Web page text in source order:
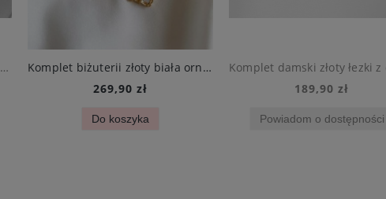
Łańcuszek złoty żmijka ze stali szlachetnej
Komplet biżuterii złoty biała ornamentowa koniczyna stal chirurgiczna naszyjnik bransoletka kolczyki
269,90 zł
Do koszyka
189,90 zł
Powiadom o dostępności